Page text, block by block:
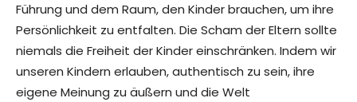
Führung und dem Raum, den Kinder brauchen, um ihre
Persönlichkeit zu entfalten. Die Scham der Eltern sollte
niemals die Freiheit der Kinder einschränken. Indem wir
unseren Kindern erlauben, authentisch zu sein, ihre
eigene Meinung zu äußern und die Welt